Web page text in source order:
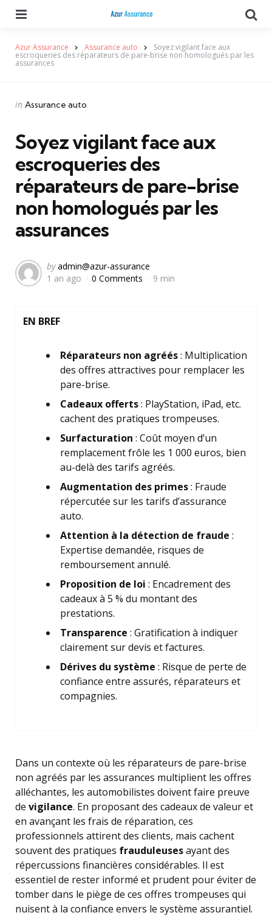
Azur Assurance Assurance auto Soyez vigilant face aux
escroqueries des réparateurs de pare-brise non homologués par les
assurances
Categories
Posted
in Assurance auto
Soyez vigilant face aux
escroqueries des
réparateurs de pare-brise
non homologués par les
assurances
Posted
by
by admin@azur-assurance
1 an ago
0 Comments 9 min
EN BREF
Réparateurs non agréés: Multiplication
des offres attractives pour remplacer les
pare-brise.
Cadeaux offerts: PlayStation, iPad, etc.
cachent des pratiques trompeuses.
Surfacturation : Coût moyen d’un
remplacement frôle les 1 000 euros, bien
au-delà des tarifs agréés.
Augmentation des primes: Fraude
répercutée sur les tarifs d’assurance
auto.
Attention à la détection de fraude :
Expertise demandée, risques de
remboursement annulé.
Proposition de loi : Encadrement des
cadeaux à 5 % du montant des
prestations.
Transparence : Gratification à indiquer
clairement sur devis et factures.
Dérives du système : Risque de perte de
confiance entre assurés, réparateurs et
compagnies.
Dans un contexte où les réparateurs de pare-brise
non agréés par les assurances multiplient les offres
alléchantes, les automobilistes doivent faire preuve
de vigilance. En proposant des cadeaux de valeur et
en avançant les frais de réparation, ces
professionnels attirent des clients, mais cachent
souvent des pratiques frauduleusesayant des
répercussions financières considérables. Il est
essentiel de rester informé et prudent pour éviter de
tomber dans le piège de ces offres trompeuses qui
nuisent à la confiance envers le système assurantiel.